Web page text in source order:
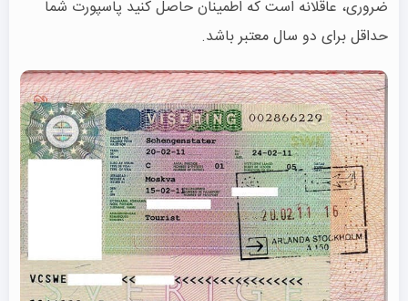
ضروری، عاقلانه است که اطمینان حاصل کنید پاسپورت شما
حداقل برای دو سال معتبر باشد.